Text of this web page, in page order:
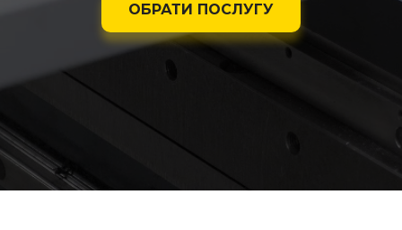
ОБРАТИ ПОСЛУГУ